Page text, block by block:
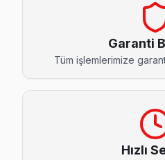
Akevler Toshiba
Esenyurt'da Akevler
Akevler Toshiba Anakart
Akşemseddin
Esenyurt TV Servis
Ardıçlı Toshiba Servis
Garanti
Tüm işlemlerimize
Hızlı